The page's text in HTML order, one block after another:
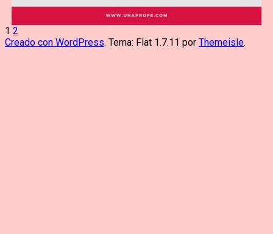
Paginación
de
1 2
Creado con WordPress. Tema: Flat 1.7.11 por Themeisle.